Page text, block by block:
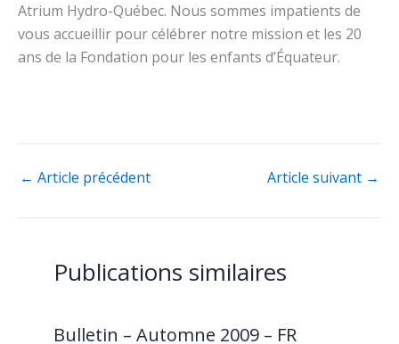
Atrium Hydro-Québec. Nous sommes impatients de
vous accueillir pour célébrer notre mission et les 20
ans de la Fondation pour les enfants d’Équateur.
← Article précédent Article suivant →
Publications similaires
Bulletin – Automne 2009 – FR